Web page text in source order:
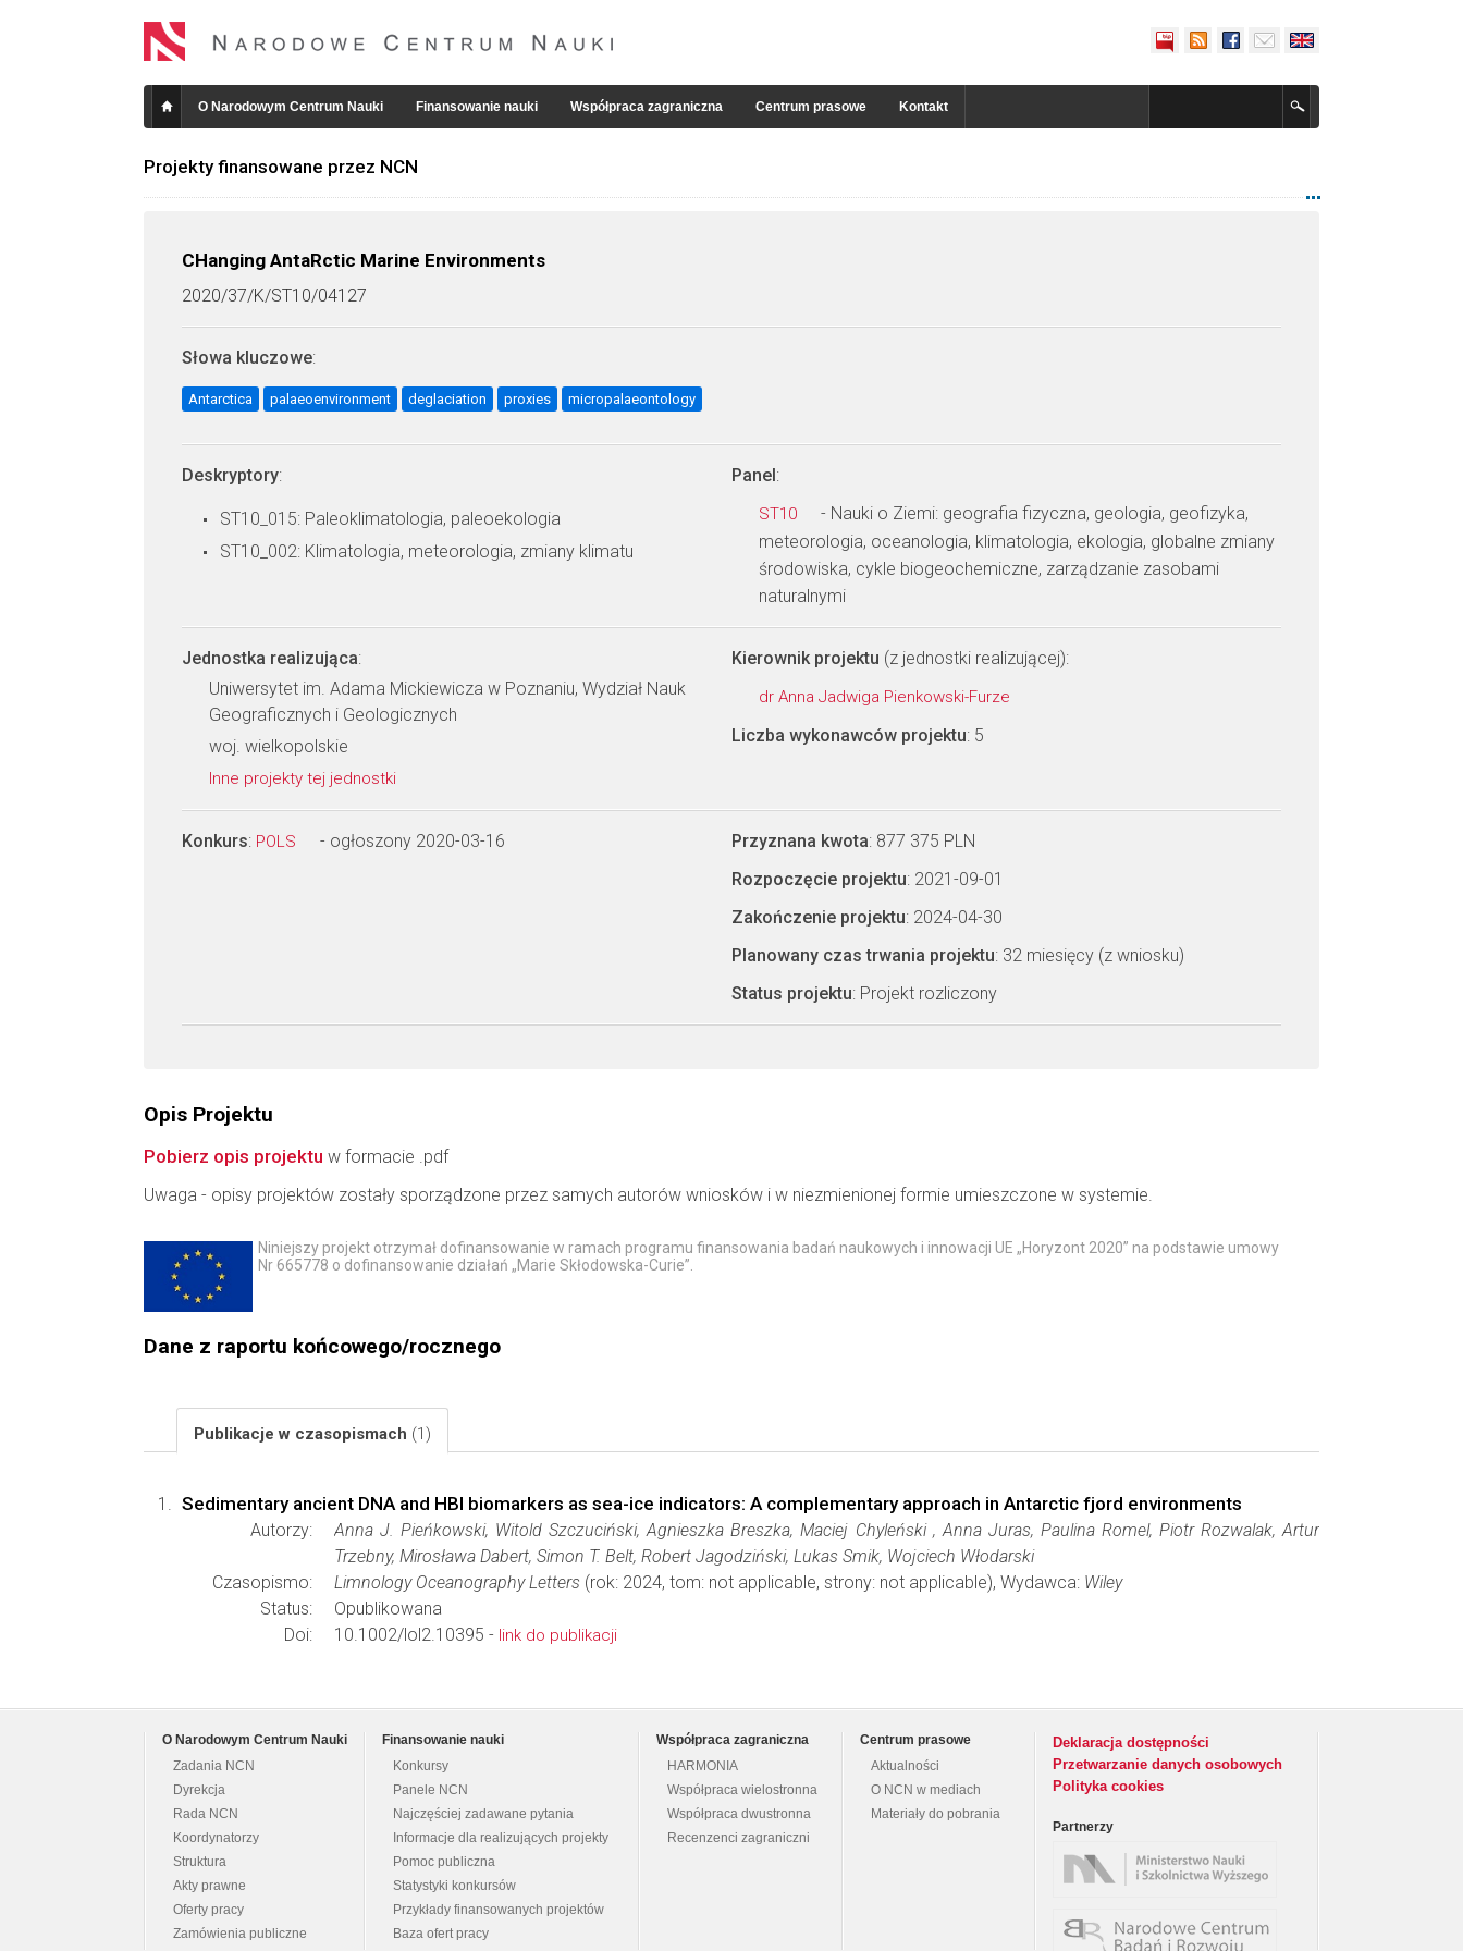
O Narodowym Centrum Nauki Finansowanie nauki Współpraca zagraniczna Centrum prasowe Kontakt
Projekty finansowane przez NCN
CHanging AntaRctic Marine Environments
2020/37/K/ST10/04127
Słowa kluczowe:
Antarctica palaeoenvironment deglaciation proxies micropalaeontology
Deskryptory:
ST10_015: Paleoklimatologia, paleoekologia
ST10_002: Klimatologia, meteorologia, zmiany klimatu
Panel:
ST10
- Nauki o Ziemi: geografia fizyczna, geologia, geofizyka,
meteorologia, oceanologia, klimatologia, ekologia, globalne zmiany
środowiska, cykle biogeochemiczne, zarządzanie zasobami
naturalnymi
Jednostka realizująca:
Uniwersytet im. Adama Mickiewicza w Poznaniu, Wydział Nauk
Geograficznych i Geologicznych
woj. wielkopolskie
Inne projekty tej jednostki
Kierownik projektu (z jednostki realizującej):
dr Anna Jadwiga Pienkowski-Furze
Liczba wykonawców projektu: 5
Konkurs: POLS - ogłoszony 2020-03-16 Przyznana kwota: 877 375 PLN
Rozpoczęcie projektu: 2021-09-01
Zakończenie projektu: 2024-04-30
Planowany czas trwania projektu: 32 miesięcy (z wniosku)
Status projektu: Projekt rozliczony
Opis Projektu
Pobierz opis projektu w formacie .pdf
Uwaga - opisy projektów zostały sporządzone przez samych autorów wniosków i w niezmienionej formie umieszczone w systemie.
Niniejszy projekt otrzymał dofinansowanie w ramach programu finansowania badań naukowych i innowacji UE „Horyzont 2020” na podstawie umowy
Nr 665778 o dofinansowanie działań „Marie Skłodowska-Curie”.
Dane z raportu końcowego/rocznego
Publikacje w czasopismach (1)
Sedimentary ancient DNA and HBI biomarkers as sea-ice indicators: A complementary approach in Antarctic fjord environments
Autorzy:
Anna J. Pieńkowski, Witold Szczuciński, Agnieszka Breszka, Maciej Chyleński , Anna Juras, Paulina Romel, Piotr Rozwalak, Artur
Trzebny, Mirosława Dabert, Simon T. Belt, Robert Jagodziński, Lukas Smik, Wojciech Włodarski
Czasopismo:
Limnology Oceanography Letters (rok: 2024, tom: not applicable, strony: not applicable), Wydawca: Wiley
Status:
Opublikowana
Doi:
10.1002/lol2.10395 - link do publikacji
O Narodowym Centrum Nauki
Zadania NCN
Dyrekcja
Rada NCN
Koordynatorzy
Struktura
Akty prawne
Oferty pracy
Zamówienia publiczne
Finansowanie nauki
Konkursy
Panele NCN
Najczęściej zadawane pytania
Informacje dla realizujących projekty
Pomoc publiczna
Statystyki konkursów
Przykłady finansowanych projektów
Baza ofert pracy
Współpraca zagraniczna
HARMONIA
Współpraca wielostronna
Współpraca dwustronna
Recenzenci zagraniczni
Centrum prasowe
Aktualności
O NCN w mediach
Materiały do pobrania
Deklaracja dostępności
Przetwarzanie danych osobowych
Polityka cookies
Partnerzy